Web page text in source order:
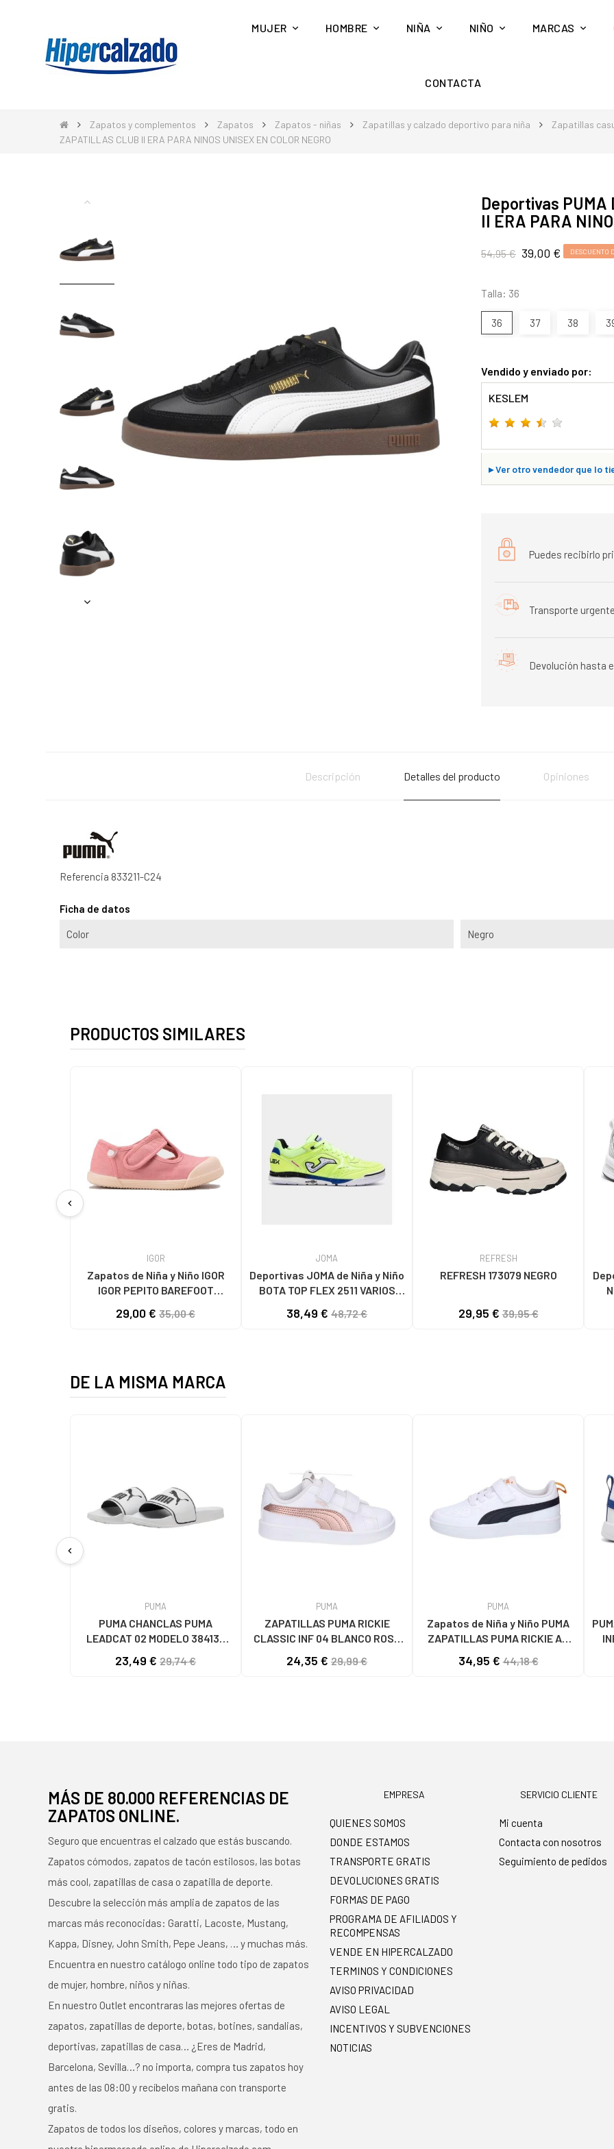
MUJER HOMBRE NIÑA NIÑO MARCAS
CONTACTA
Zapatos y complementos Zapatos Zapatos - niñas Zapatillas y calzado deportivo para niña Zapatillas
ZAPATILLAS CLUB II ERA PARA NINOS UNISEX EN COLOR NEGRO
Deportivas PUMA
II ERA PARA
54,95 € 39,00 € DESCUENTO
Talla: 36
36 37 38
Vendido y enviado por:
KESLEM
▸Ver otro vendedor que lo
Puedes recibirlo
Transporte
Devolución hasta
Descripción Detalles del producto Opiniones
Referencia 833211-C24
Ficha de datos
Color Negro
PRODUCTOS SIMILARES
chevron_left
IGOR
Zapatos de Niña y Niño IGOR
IGOR PEPITO BAREFOOT
29,00 € 35,00 €
JOMA
Deportivas JOMA de Niña y Niño
BOTA TOP FLEX 2511 VARIOS
38,49 € 48,72 €
REFRESH
REFRESH 173079 NEGRO
29,95 €39,95 €
DE LA MISMA MARCA
chevron_left
PUMA
PUMA CHANCLAS PUMA
LEADCAT 02 MODELO 384139
23,49 € 29,74 €
PUMA
ZAPATILLAS PUMA RICKIE
CLASSIC INF 04 BLANCO ROSA
ROSA ORO
24,35 € 29,99 €
PUMA
Zapatos de Niña y Niño PUMA
ZAPATILLAS PUMA RICKIE AC
34,95 €44,18 €
MÁS DE 80.000 REFERENCIAS DE
ZAPATOS ONLINE.
Seguro que encuentras el calzado que estás buscando.
Zapatos cómodos, zapatos de tacón estilosos, las botas
más cool, zapatillas de casa o zapatilla de deporte.
Descubre la selección más amplia de zapatos de las
marcas más reconocidas: Garatti, Lacoste, Mustang,
Kappa, Disney, John Smith, Pepe Jeans, … y muchas más.
Encuentra en nuestro catálogo online todo tipo de zapatos
de mujer, hombre, niños y niñas.
En nuestro Outlet encontraras las mejores ofertas de
zapatos, zapatillas de deporte, botas, botines, sandalias,
deportivas, zapatillas de casa… ¿Eres de Madrid,
Barcelona, Sevilla…? no importa, compra tus zapatos hoy
antes de las 08:00 y recíbelos mañana con transporte
gratis.
Zapatos de todos los diseños, colores y marcas, todo en
EMPRESA
QUIENES SOMOS
DONDE ESTAMOS
TRANSPORTE GRATIS
DEVOLUCIONES GRATIS
FORMAS DE PAGO
PROGRAMA DE AFILIADOS Y
RECOMPENSAS
VENDE EN HIPERCALZADO
TERMINOS Y CONDICIONES
AVISO PRIVACIDAD
AVISO LEGAL
INCENTIVOS Y SUBVENCIONES
NOTICIAS
SERVICIO CLIENTE
Mi cuenta
Contacta con nosotros
Seguimiento de pedidos